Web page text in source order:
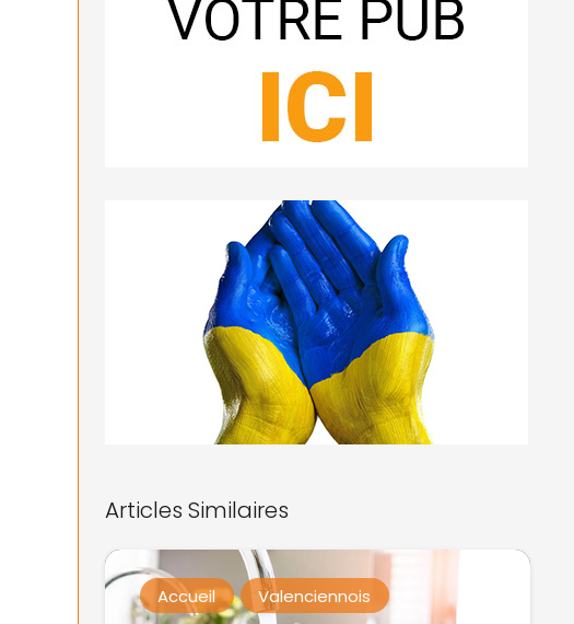
Articles Similaires
Accueil Valenciennois